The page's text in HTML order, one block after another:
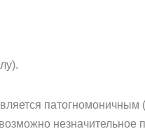
патогномоничным